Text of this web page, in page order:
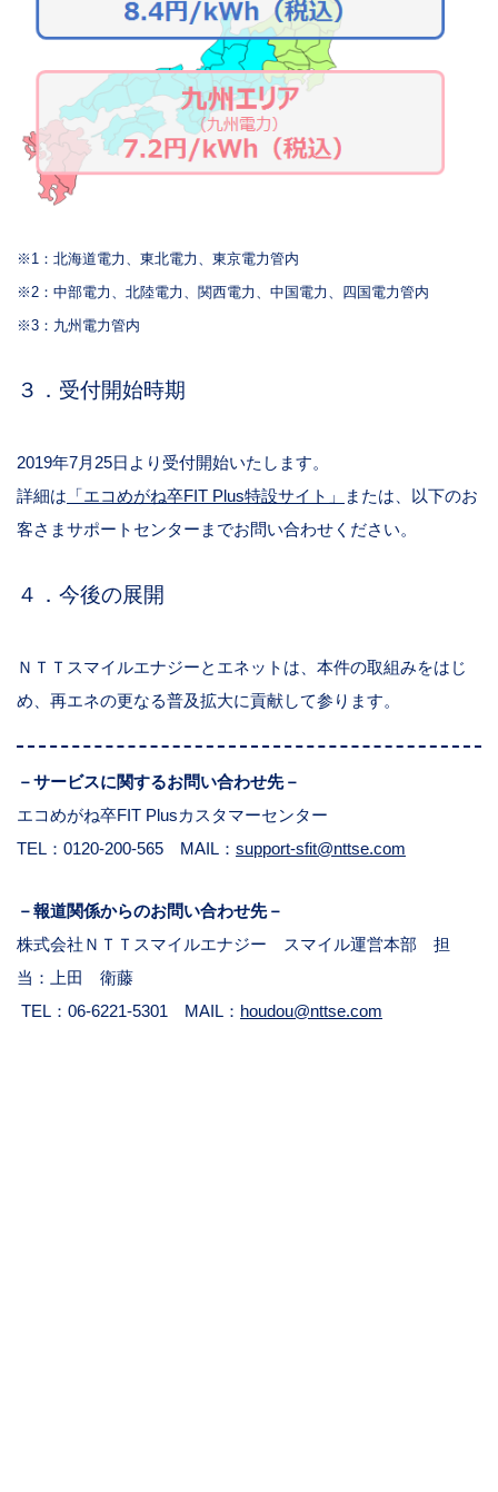
※1：北海道電力、東北電力、東京電力管内
※2：中部電力、北陸電力、関西電力、中国電力、四国電力管内
※3：九州電力管内
３．受付開始時期
2019年7月 25日より受付開始いたします。
詳細は 「エコめがね卒FIT Plus特設サイト」
または、以下のお
客さまサポートセンターまでお問い合わせください。
４．今後の展開
ＮＴＴスマイルエナジーとエネットは、本件の取組みをはじ
め、再エネの更なる普及拡大に貢献して参ります。
－サービスに関するお問い合わせ先－
エコめがね卒FIT Plusカスタマーセンター
TEL： 0120-200-565 MAIL： support-sfit@nttse.com
－報道関係からのお問い合わせ先－
株式会社ＮＴＴスマイルエナジー スマイル運営本部 担
当：上田 衛藤
TEL：06-6221-5301 MAIL： houdou@nttse.com